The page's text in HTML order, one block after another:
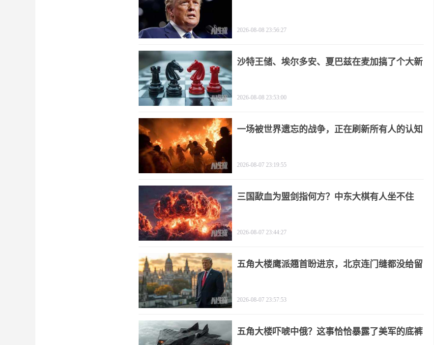
2026-08-08 23:56:27
沙特王储、埃尔多安、夏巴兹在麦加搞了个大新
2026-08-08 23:53:00
一场被世界遗忘的战争，正在刷新所有人的认知
2026-08-07 23:19:55
三国歃血为盟剑指何方？中东大棋有人坐不住
2026-08-07 23:44:27
五角大楼鹰派翘首盼进京，北京连门缝都没给留
2026-08-07 23:57:53
五角大楼吓唬中俄？这事恰恰暴露了美军的底裤